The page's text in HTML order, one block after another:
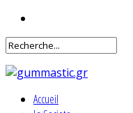
Accueil